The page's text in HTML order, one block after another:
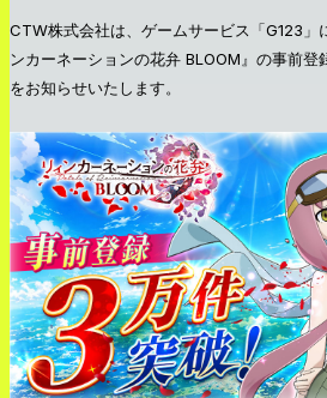
CTW株式会社は、ゲームサービス「G123」
ンカーネーションの花弁 BLOOM』の事前登
をお知らせいたします。